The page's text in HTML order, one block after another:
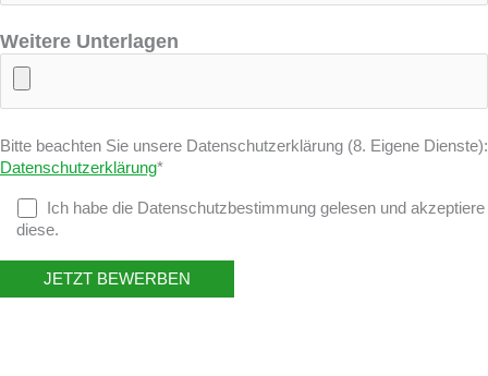
Weitere Unterlagen
Bitte beachten Sie unsere Datenschutzerklärung (8. Eigene Dienste):
Datenschutzerklärung*
Ich habe die Datenschutzbestimmung gelesen und akzeptiere
diese.